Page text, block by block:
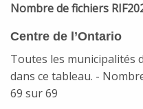
Nombre de fichiers
Centre de l’Ontario
Toutes les municipalités
dans ce tableau. -
69 sur 69